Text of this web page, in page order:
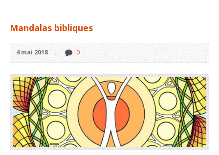
Mandalas bibliques
4 mai 2018 0